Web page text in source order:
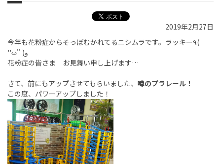
2019年2月27日
今年も花粉症からそっぽむかれてるニシムラです。ラッキー٩(
''ω'' )و
花粉症の皆さま お見舞い申し上げます…
さて、前にもアップさせてもらいました、 噂のプラレール！
この度、パワーアップしました！